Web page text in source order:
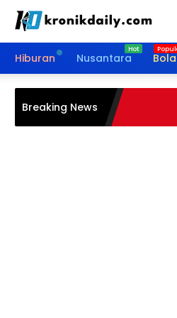
Hiburan Nusantara Bola
Breaking News